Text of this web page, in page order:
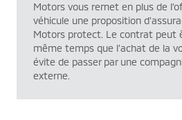
Motors vous remet en plus de
véhicule une proposition
Motors protect. Le contrat peut
même temps que l’achat de la
évite de passer par une
externe.